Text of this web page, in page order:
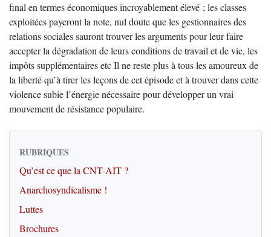
final en termes économiques incroyablement élevé ; les classes
exploitées payeront la note, nul doute que les gestionnaires des
relations sociales sauront trouver les arguments pour leur faire
accepter la dégradation de leurs conditions de travail et de vie, les
impôts supplémentaires etc Il ne reste plus à tous les amoureux de
la liberté qu’à tirer les leçons de cet épisode et à trouver dans cette
violence subie l’énergie nécessaire pour développer un vrai
mouvement de résistance populaire.
RUBRIQUES
Qu’est ce que la CNT-AIT ?
Anarchosyndicalisme !
Luttes
Brochures